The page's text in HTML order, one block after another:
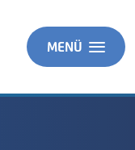
MENÜ